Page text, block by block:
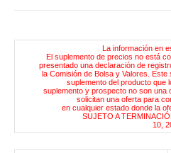
La información en
El suplemento de precios no está
presentado una declaración de
la Comisión de Bolsa y Valores. Este
suplemento del producto que
suplemento y prospecto no son una
solicitan una oferta para
en cualquier estado donde la
SUJETO A
10,